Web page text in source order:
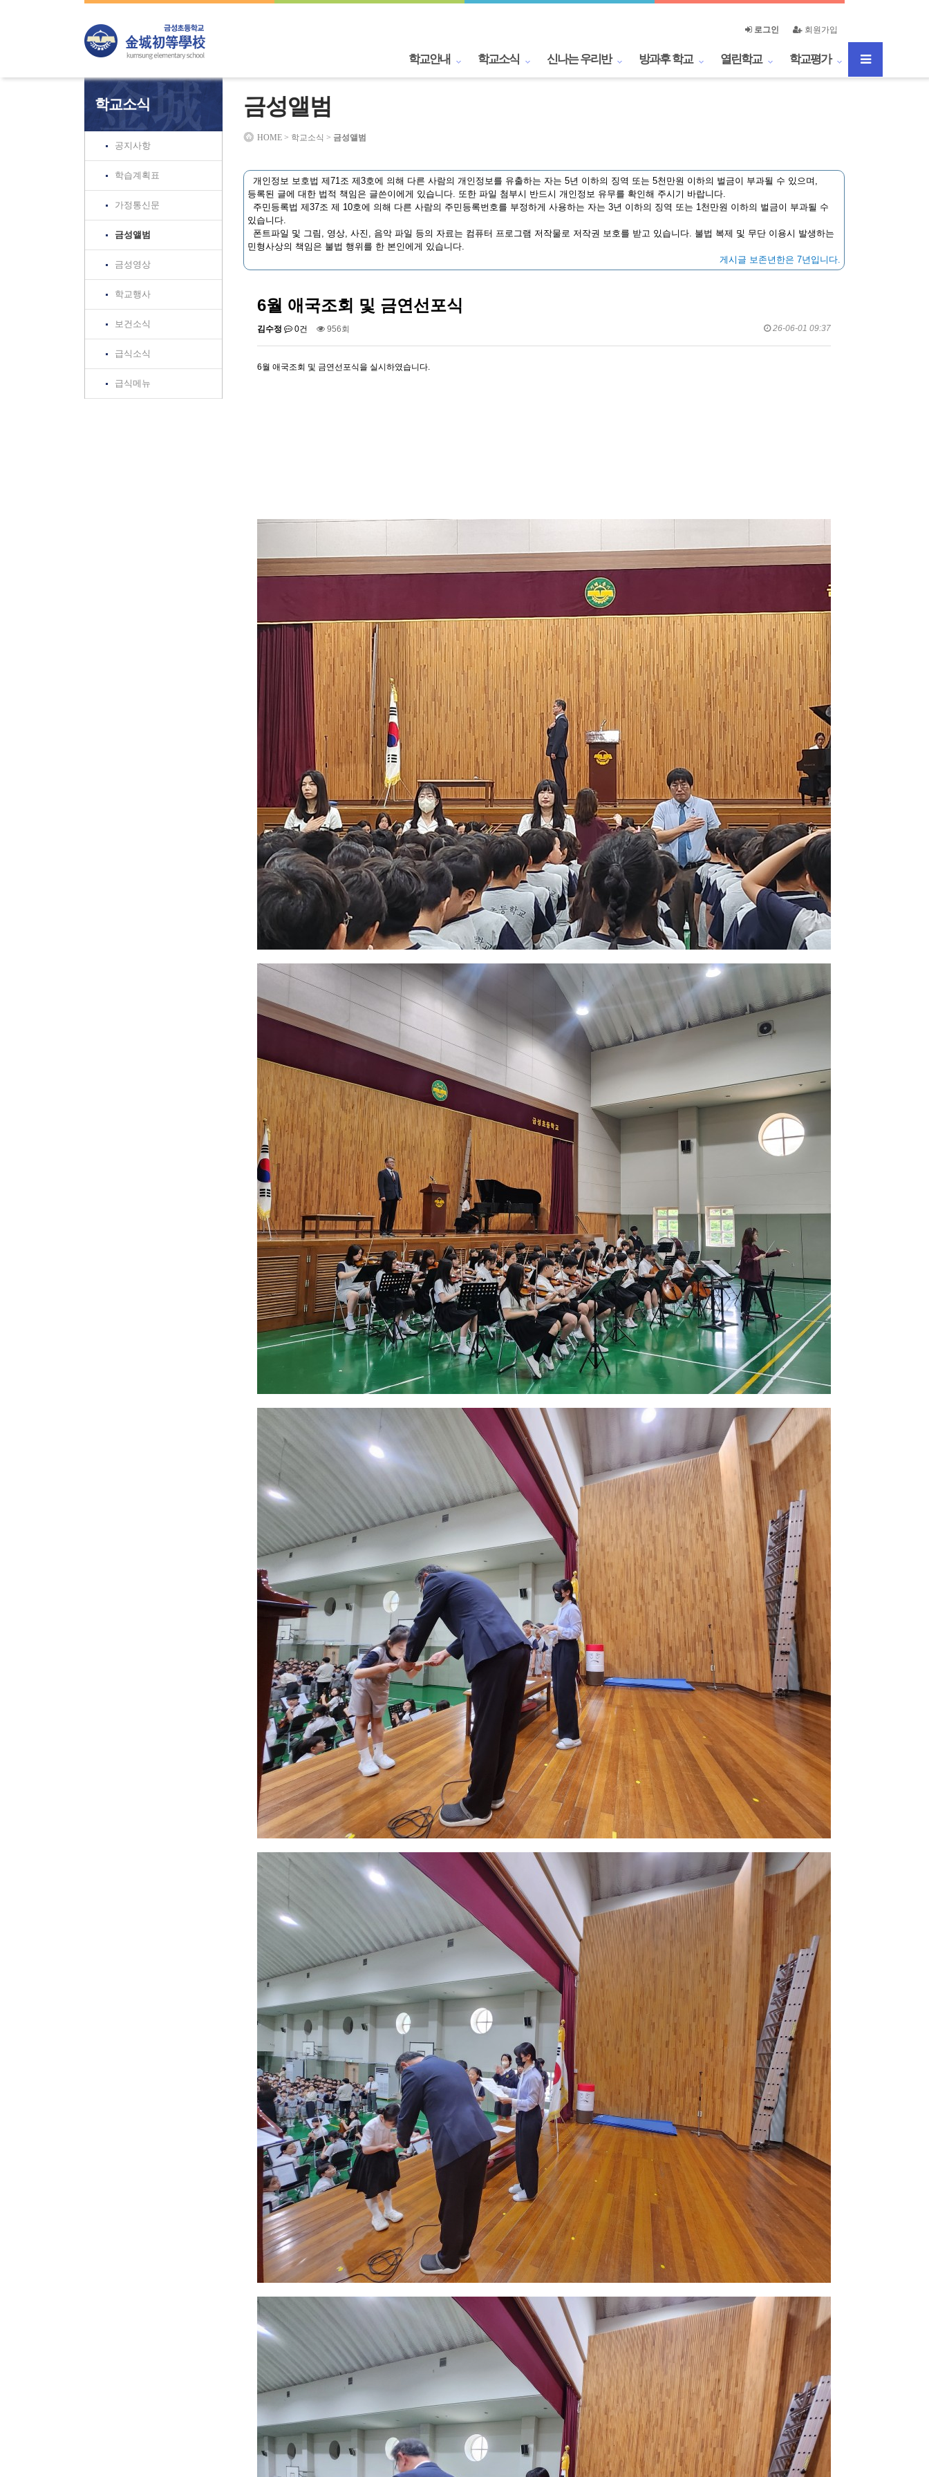
회원가입
로그인
학교안내 학교소식 신나는 우리반 방과후 학교
하위분류
열린학교
하위분류
학교평가
하위분류
학교소식
공지사항
학습계획표
가정통신문
금성앨범
금성영상
학교행사
보건소식
급식소식
급식메뉴
금성앨범
HOME > 학교소식 > 금성앨범
개인정보 보호법 제71조 제3호에 의해 다른 사람의 개인정보를 유출하는 자는 5년 이하의 징역 또는 5천만원 이하의 벌금이 부과될 수 있으며,
등록된 글에 대한 법적 책임은 글쓴이에게 있습니다. 또한 파일 첨부시 반드시 개인정보 유무를 확인해 주시기 바랍니다.
주민등록법 제37조 제 10호에 의해 다른 사람의 주민등록번호를 부정하게 사용하는 자는 3년 이하의 징역 또는 1천만원 이하의 벌금이 부과될 수
있습니다.
폰트파일 및 그림, 영상, 사진, 음악 파일 등의 자료는 컴퓨터 프로그램 저작물로 저작권 보호를 받고 있습니다. 불법 복제 및 무단 이용시 발생하는
민형사상의 책임은 불법 행위를 한 본인에게 있습니다.
게시글 보존년한은 7년입니다.
6월 애국조회 및 금연선포식
김수정 0건 956회 26-06-01 09:37
6월 애국조회 및 금연선포식을 실시하였습니다.